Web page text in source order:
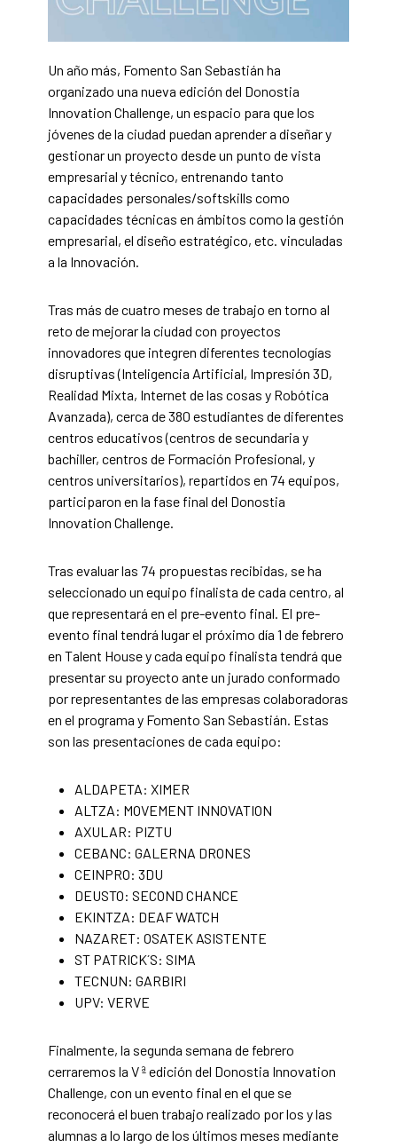
Un año más, Fomento San Sebastián ha
organizado una nueva edición del Donostia
Innovation Challenge, un espacio para que los
jóvenes de la ciudad puedan aprender a diseñar y
gestionar un proyecto desde un punto de vista
empresarial y técnico, entrenando tanto
capacidades personales/softskills como
capacidades técnicas en ámbitos como la gestión
empresarial, el diseño estratégico, etc. vinculadas
a la Innovación.
Tras más de cuatro meses de trabajo en torno al
reto de mejorar la ciudad con proyectos
innovadores que integren diferentes tecnologías
disruptivas (Inteligencia Artificial, Impresión 3D,
Realidad Mixta, Internet de las cosas y Robótica
Avanzada), cerca de 380 estudiantes de diferentes
centros educativos (centros de secundaria y
bachiller, centros de Formación Profesional, y
centros universitarios), repartidos en 74 equipos,
participaron en la fase final del Donostia
Innovation Challenge.
Tras evaluar las 74 propuestas recibidas, se ha
seleccionado un equipo finalista de cada centro, al
que representará en el pre-evento final. El pre-
evento final tendrá lugar el próximo día 1 de febrero
en Talent House y cada equipo finalista tendrá que
presentar su proyecto ante un jurado conformado
por representantes de las empresas colaboradoras
en el programa y Fomento San Sebastián. Estas
son las presentaciones de cada equipo:
ALDAPETA: XIMER
ALTZA: MOVEMENT INNOVATION
AXULAR: PIZTU
CEBANC: GALERNA DRONES
CEINPRO: 3DU
DEUSTO: SECOND CHANCE
EKINTZA: DEAF WATCH
NAZARET: OSATEK ASISTENTE
ST PATRICK´S: SIMA
TECNUN: GARBIRI
UPV: VERVE
Finalmente, la segunda semana de febrero
cerraremos la V ª edición del Donostia Innovation
Challenge, con un evento final en el que se
reconocerá el buen trabajo realizado por los y las
alumnas a lo largo de los últimos meses mediante